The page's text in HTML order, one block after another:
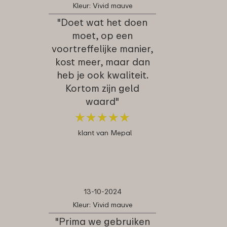
Kleur: Vivid mauve
"Doet wat het doen
moet, op een
voortreffelijke manier,
kost meer, maar dan
heb je ook kwaliteit.
Kortom zijn geld
waard"
★★★★★
★★★★★
klant van Mepal
13-10-2024
Kleur: Vivid mauve
"Prima we gebruiken